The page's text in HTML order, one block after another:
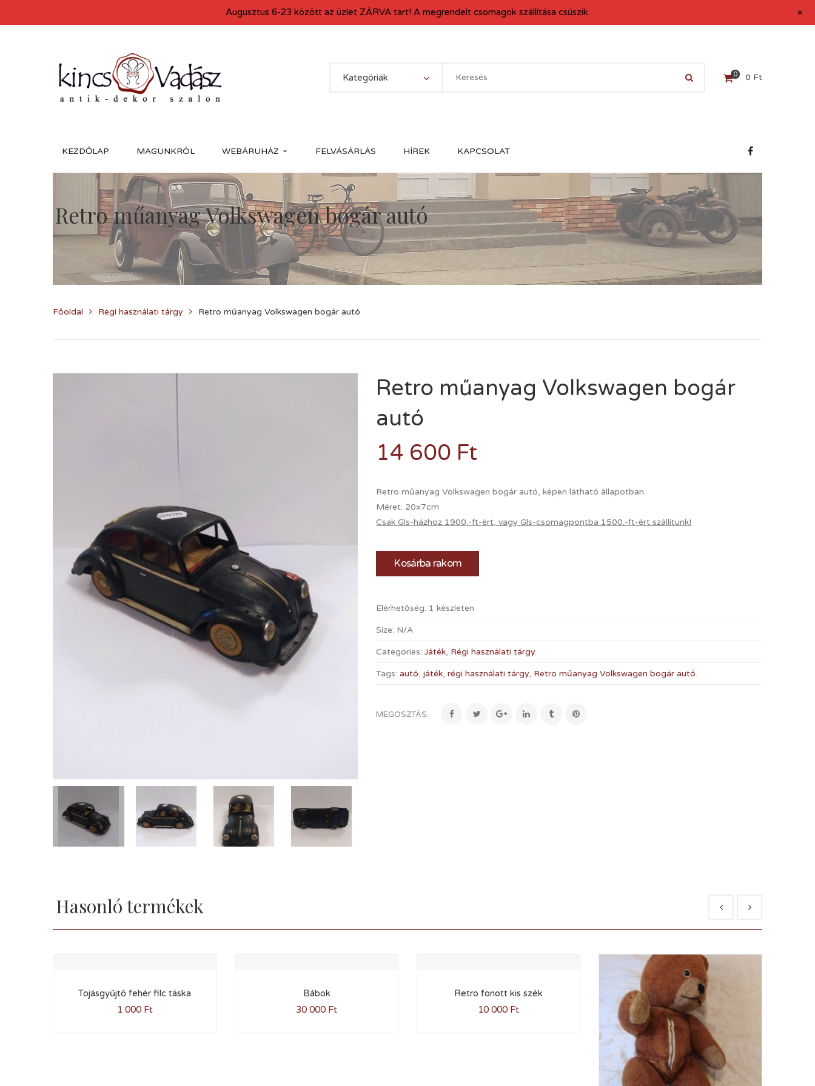
Kategóriák 0 0 Ft
KEZDŐLAP MAGUNKRÓL WEBÁRUHÁZ FELVÁSÁRLÁS HÍREK KAPCSOLAT
Retro műanyag Volkswagen bogár autó
Főoldal Régi használati tárgy Retro műanyag Volkswagen bogár autó
Retro műanyag Volkswagen bogár
autó
14 600 Ft
Retro műanyag Volkswagen bogár autó, képen látható állapotban.
Méret: 20x7cm
Csak Gls-házhoz 1900.-ft-ért, vagy Gls-csomagpontba 1500.-ft-ért szállítunk!
Kosárba rakom
Elérhetőség: 1 készleten
Size: N/A
Categories: Játék, Régi használati tárgy.
Tags: autó,játék,régi használati tárgy, Retro műanyag Volkswagen bogár autó.
MEGOSZTÁS:
Hasonló termékek
Tojásgyűjtő fehér filc táska
1 000 Ft
Bábok
30 000 Ft
Retro fonott kis szék
10 000 Ft
Augusztus 6-23 között az üzlet ZÁRVA tart! A megrendelt csomagok szállítása csúszik. +